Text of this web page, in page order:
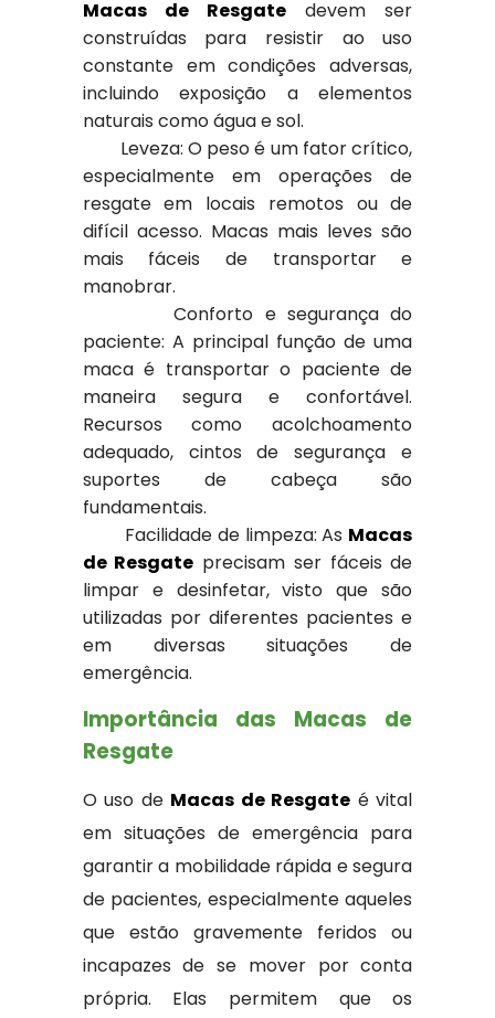
Macas de Resgate devem ser
construídas para resistir ao uso
constante em condições adversas,
incluindo exposição a elementos
naturais como água e sol.
Leveza: O peso é um fator crítico,
especialmente em operações de
resgate em locais remotos ou de
difícil acesso. Macas mais leves são
mais fáceis de transportar e
manobrar.
Conforto e segurança do
paciente: A principal função de uma
maca é transportar o paciente de
maneira segura e confortável.
Recursos como acolchoamento
adequado, cintos de segurança e
suportes de cabeça são
fundamentais.
Facilidade de limpeza: As Macas
de Resgate precisam ser fáceis de
limpar e desinfetar, visto que são
utilizadas por diferentes pacientes e
em diversas situações de
emergência.
Importância das Macas de
Resgate
O uso de Macas de Resgate é vital
em situações de emergência para
garantir a mobilidade rápida e segura
de pacientes, especialmente aqueles
que estão gravemente feridos ou
incapazes de se mover por conta
própria. Elas permitem que os